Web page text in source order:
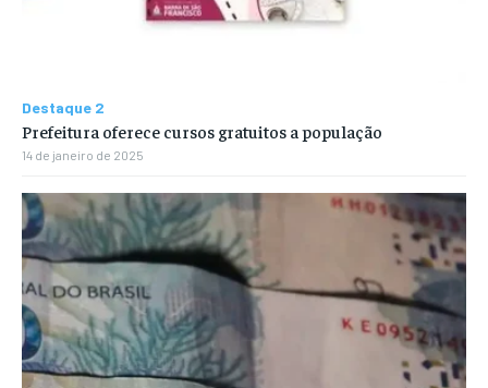
Destaque 2
Prefeitura oferece cursos gratuitos a população
14 de janeiro de 2025